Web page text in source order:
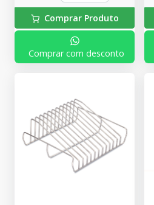
Comprar Produto
Comprar com desconto